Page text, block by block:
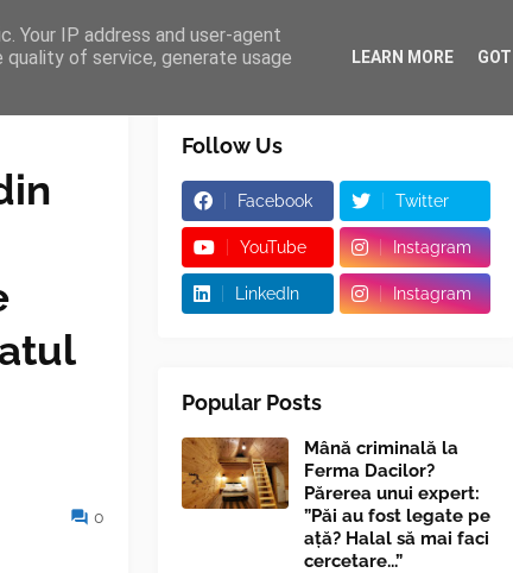
SHORTCODES
0
Follow Us
Facebook Twitter
YouTube Instagram
LinkedIn Instagram
Popular Posts
Mână criminală la
Ferma Dacilor?
Părerea unui expert:
”Păi au fost legate pe
ață? Halal să mai faci
cercetare...”
Your IP address and user-agent
of service, generate usage
LEARN MORE